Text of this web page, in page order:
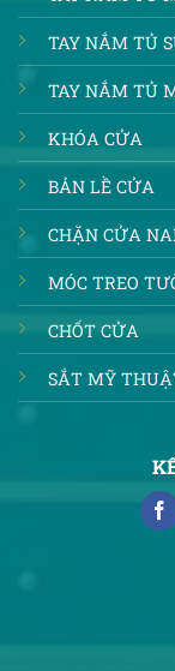
TAY NẮM TỦ
TAY NẮM TỦ
KHÓA CỬA
BẢN LỀ CỬA
CHẶN CỬA
MÓC TREO
CHỐT CỬA
SẮT MỸ